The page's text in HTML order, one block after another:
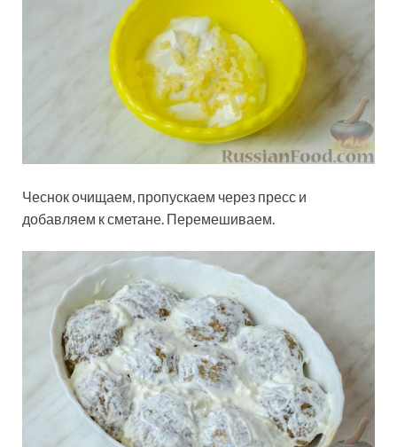
Чеснок очищаем, пропускаем через пресс и
добавляем к сметане. Перемешиваем.